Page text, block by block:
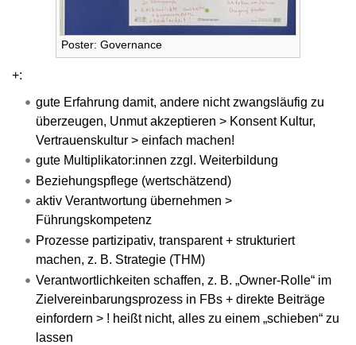
Poster: Governance
+:
gute Erfahrung damit, andere nicht zwangsläufig zu
überzeugen, Unmut akzeptieren > Konsent Kultur,
Vertrauenskultur > einfach machen!
gute Multiplikator:innen zzgl. Weiterbildung
Beziehungspflege (wertschätzend)
aktiv Verantwortung übernehmen >
Führungskompetenz
Prozesse partizipativ, transparent + strukturiert
machen, z. B. Strategie (THM)
Verantwortlichkeiten schaffen, z. B. „Owner-Rolle“ im
Zielvereinbarungsprozess in FBs + direkte Beiträge
einfordern > ! heißt nicht, alles zu einem „schieben“ zu
lassen